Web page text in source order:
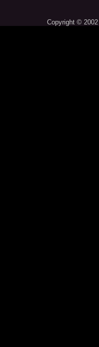
Copyright ©